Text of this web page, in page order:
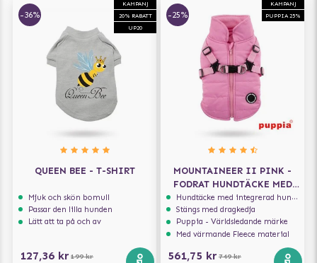
KAMPANJ
20% RABATT
UP20
-36%
QUEEN BEE - T-SHIRT
Mjuk och skön bomull
Passar den lilla hunden
Lätt att ta på och av
127,36 kr 199 kr
KAMPANJ
PUPPIA 25%
-25%
MOUNTAINEER II PINK -
FODRAT HUNDTÄCKE MED
INTEGRERAD SELE
Hundtäcke med integrerad hundsele
Stängs med dragkedja
Puppia - Världsledande märke
Med värmande Fleece material
561,75 kr 749 kr